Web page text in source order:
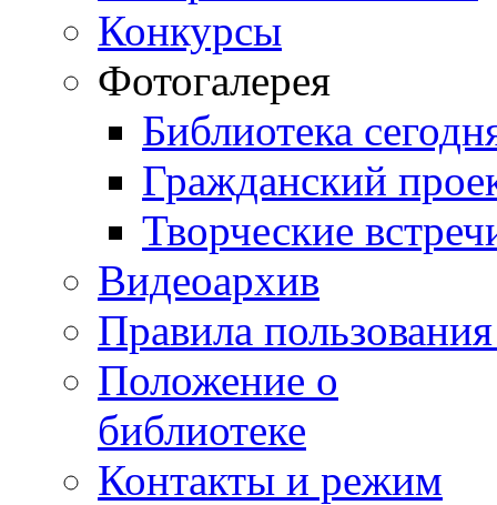
Конкурсы
Фотогалерея
Библиотека
Гражданский
Творческие
Видеоархив
Правила
Положение о
библиотеке
Контакты и режим